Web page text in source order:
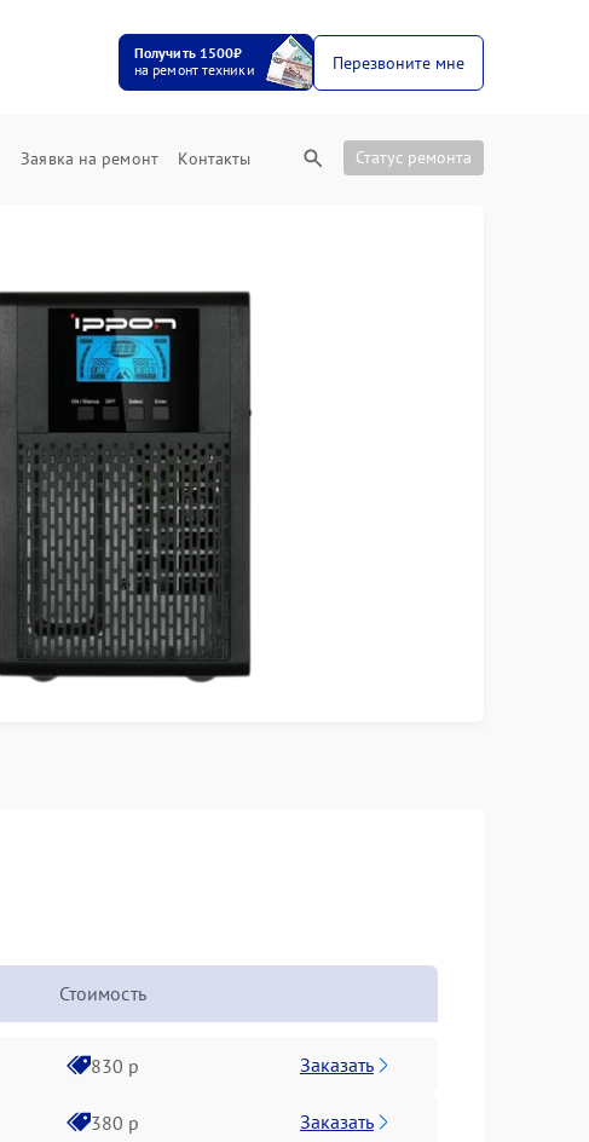
Получить 1500₽
на ремонт техники
Перезвоните мне
Заявка на ремонт Контакты Статус ремонта
Стоимость
830 р Заказать
380 р Заказать